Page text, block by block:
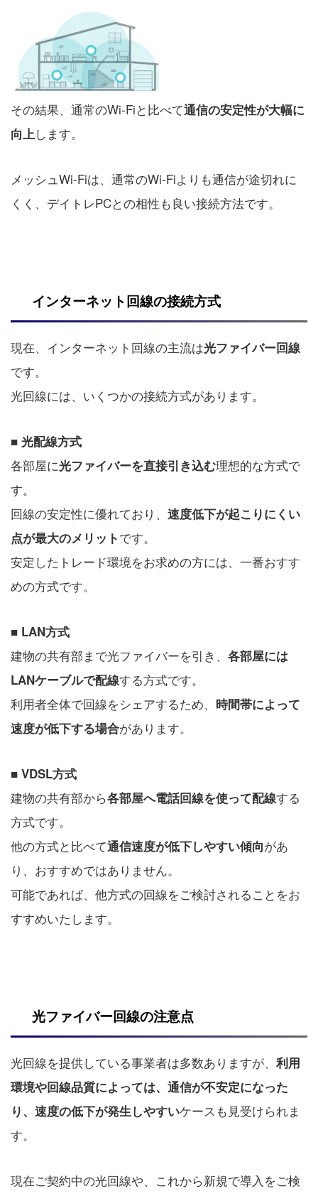
その結果、通常のWi-Fiと比べて通信の安定性が大幅に
向上します。
メッシュWi-Fiは、通常のWi-Fiよりも通信が途切れに
くく、デイトレPCとの相性も良い接続方法です。
インターネット回線の接続方式
現在、インターネット回線の主流は光ファイバー回線
です。
光回線には、いくつかの接続方式があります。
■ 光配線方式
各部屋に光ファイバーを直接引き込む理想的な方式で
す。
回線の安定性に優れており、 速度低下が起こりにくい
点が最大のメリットです。
安定したトレード環境をお求めの方には、一番おすす
めの方式です。
■ LAN方式
建物の共有部まで光ファイバーを引き、 各部屋には
LANケーブルで配線する方式です。
利用者全体で回線をシェアするため、 時間帯によって
速度が低下する場合があります。
■ VDSL方式
建物の共有部から各部屋へ電話回線を使って配線する
方式です。
他の方式と比べて通信速度が低下しやすい傾向があ
り、おすすめではありません。
可能であれば、他方式の回線をご検討されることをお
すすめいたします。
光ファイバー回線の注意点
光回線を提供している事業者は多数ありますが、 利用
環境や回線品質によっては、通信が不安定になった
り、速度の低下が発生しやすいケースも見受けられま
す。
現在ご契約中の光回線や、これから新規で導入をご検